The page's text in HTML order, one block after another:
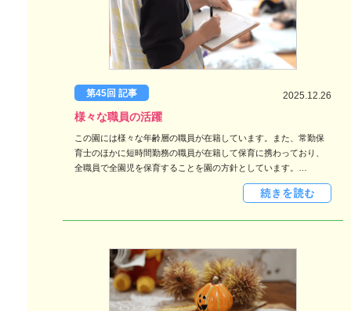
第45回 記事 2025.12.26
様々な職員の活躍
この園には様々な年齢層の職員が在籍しています。また、常勤保
育士のほかに短時間勤務の職員が在籍して保育に携わっており、
全職員で全園児を保育することを園の方針としています。…